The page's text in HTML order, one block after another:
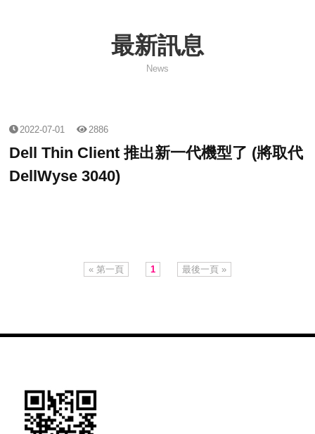
最新訊息
News
2022-07-01 2886
Dell Thin Client 推出新一代機型了 (將取代
DellWyse 3040)
« 第一頁 1 最後一頁 »